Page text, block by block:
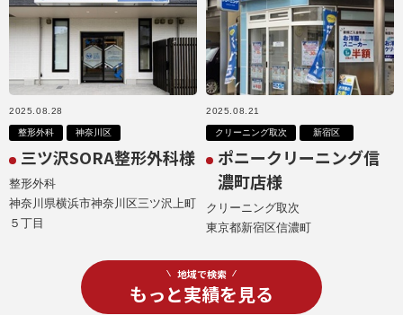
2025.08.28
整形外科 神奈川区
三ツ沢SORA整形外科様
整形外科
神奈川県横浜市神奈川区三ツ沢上町
５丁目
2025.08.21
クリーニング取次 新宿区
ポニークリーニング信
濃町店様
クリーニング取次
東京都新宿区信濃町
地域で検索
もっと実績を見る